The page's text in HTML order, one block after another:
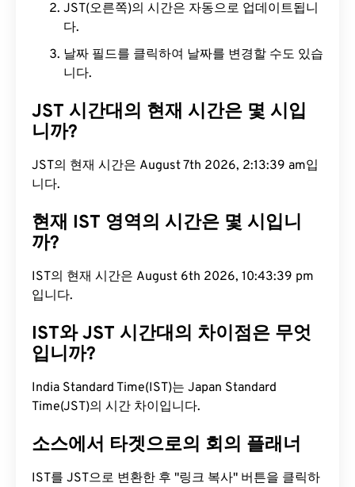
JST(오른쪽)의 시간은 자동으로 업데이트됩니
다.
날짜 필드를 클릭하여 날짜를 변경할 수도 있습
니다.
JST 시간대의 현재 시간은 몇 시입
니까?
JST의 현재 시간은 August 7th 2026, 2:13:40 am입
니다.
현재 IST 영역의 시간은 몇 시입니
까?
IST의 현재 시간은 August 6th 2026, 10:43:40 pm
입니다.
IST와 JST 시간대의 차이점은 무엇
입니까?
India Standard Time(IST)는 Japan Standard
Time(JST)의 시간 차이입니다.
소스에서 타겟으로의 회의 플래너
IST를 JST으로 변환한 후 "링크 복사" 버튼을 클릭하